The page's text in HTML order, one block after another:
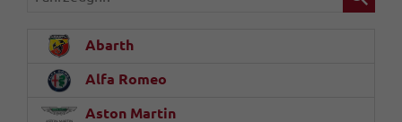
Abarth
Alfa Romeo
Aston Martin